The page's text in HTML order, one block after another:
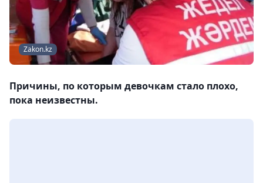
Zakon.kz
Причины, по которым девочкам стало плохо,
пока неизвестны.